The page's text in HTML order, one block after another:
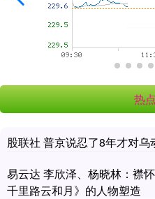
热
股联社 普京说忍了8年才对
易云达 李欣泽、杨晓林：襟
千里路云和月》的人物塑造